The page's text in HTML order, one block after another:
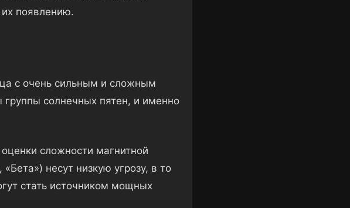
появлению.
с очень сильным и сложным
солнечных пятен, и именно
сложности магнитной
несут низкую угрозу, в то
стать источником мощных